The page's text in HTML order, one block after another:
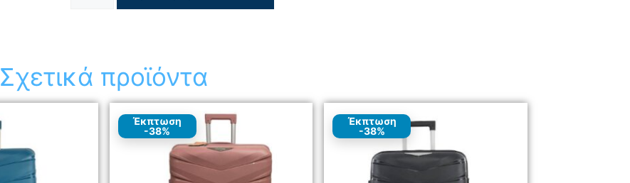
Σχετικά προϊόντα
Έκπτωση
-38%
Έκπτωση
-38%